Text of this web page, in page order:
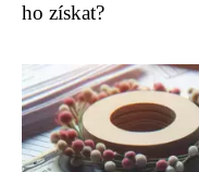
ho získat?